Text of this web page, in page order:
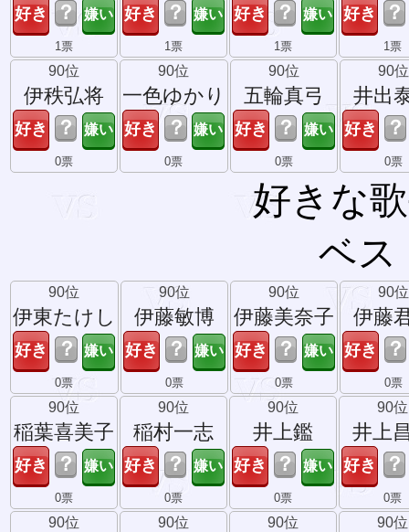
？
1票
？
1票
？
1票
？
1票
90位
伊秩弘将
？
0票
90位
一色ゆかり
？
0票
90位
五輪真弓
？
0票
90位
井出
？
0票
好きな
ベス
90位
伊東たけし
？
0票
90位
伊藤敏博
？
0票
90位
伊藤美奈子
？
0票
90位
伊藤
？
0票
90位
稲葉喜美子
？
0票
90位
稲村一志
？
0票
90位
井上鑑
？
0票
90位
井上
？
0票
90位 90位 90位 90位